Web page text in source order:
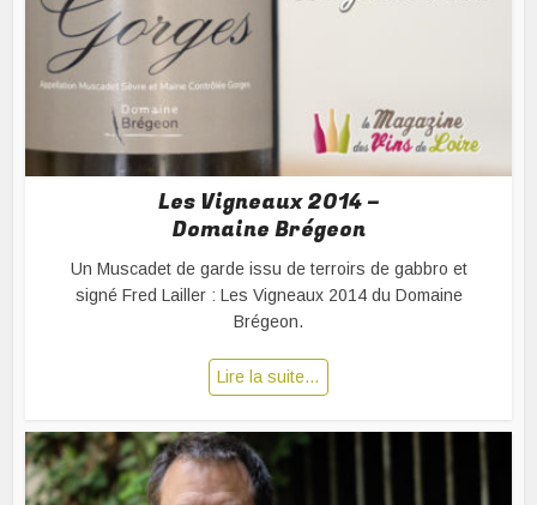
Les Vigneaux 2014 –
Domaine Brégeon
Un Muscadet de garde issu de terroirs de gabbro et
signé Fred Lailler : Les Vigneaux 2014 du Domaine
Brégeon.
Lire la suite…